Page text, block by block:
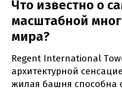
Что известно о
масштабной
мира?
Regent International
архитектурной
жилая башня способна